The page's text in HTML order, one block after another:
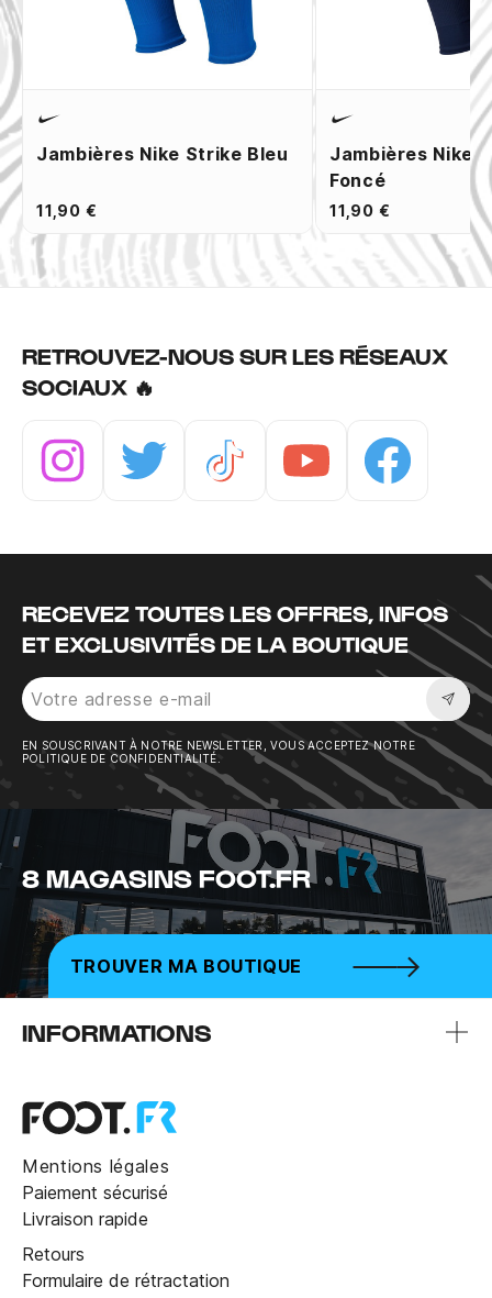
Jambières Nike Strike Bleu
11,90 €
Jambières Nike
Foncé
11,90 €
RETROUVEZ-NOUS SUR LES RÉSEAUX
SOCIAUX 🔥
RECEVEZ TOUTES LES OFFRES, INFOS
ET EXCLUSIVITÉS DE LA BOUTIQUE
EN SOUSCRIVANT À NOTRE NEWSLETTER, VOUS ACCEPTEZ NOTRE
POLITIQUE DE CONFIDENTIALITÉ.
8 MAGASINS FOOT.FR
TROUVER MA BOUTIQUE
INFORMATIONS
Mentions légales
Paiement sécurisé
Livraison rapide
Retours
Formulaire de rétractation